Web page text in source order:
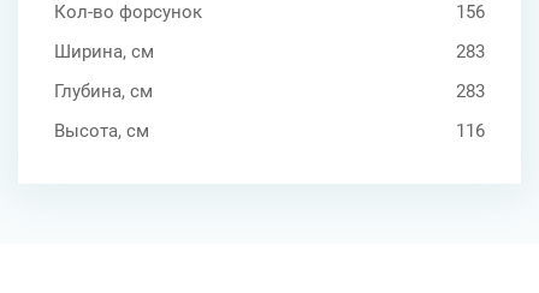
Кол-во форсунок
156
Ширина, см
283
Глубина, см
283
Высота, см
116